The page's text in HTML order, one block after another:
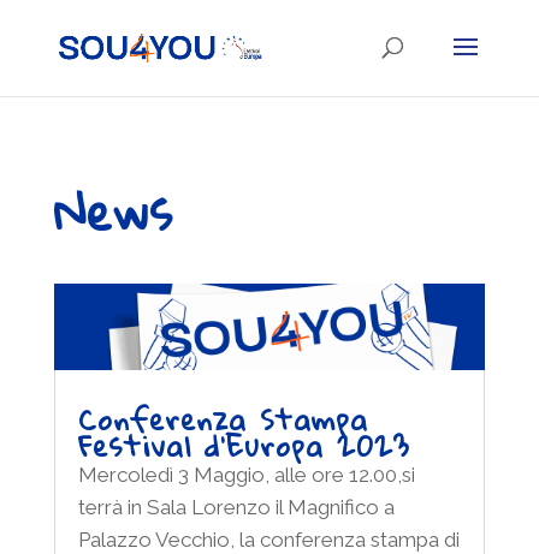
News
Conferenza Stampa
Festival d’Europa 2023
Mercoledì 3 Maggio, alle ore 12.00,si
terrà in Sala Lorenzo il Magnifico a
Palazzo Vecchio, la conferenza stampa di